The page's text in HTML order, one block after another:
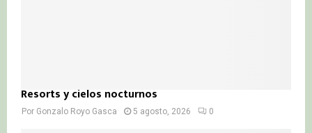
Resorts y cielos nocturnos
Por Gonzalo Royo Gasca 5 agosto, 2026 0